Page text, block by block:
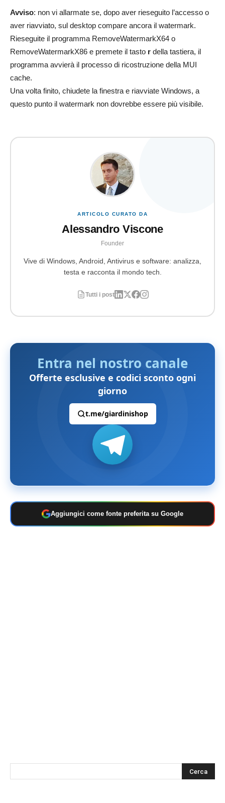
Avviso: non vi allarmate se, dopo aver rieseguito l’accesso o
aver riavviato, sul desktop compare ancora il watermark.
Rieseguite il programma RemoveWatermarkX64 o
RemoveWatermarkX86 e premete il tasto r della tastiera, il
programma avvierà il processo di ricostruzione della MUI
cache.
Una volta finito, chiudete la finestra e riavviate Windows, a
questo punto il watermark non dovrebbe essere più visibile.
ARTICOLO CURATO DA
Alessandro Viscone
Founder
Vive di Windows, Android, Antivirus e software: analizza,
testa e racconta il mondo tech.
Tutti i post
Entra nel nostro canale
Offerte esclusive e codici sconto ogni
giorno
t.me/giardinishop
Aggiungici come fonte preferita su Google
s